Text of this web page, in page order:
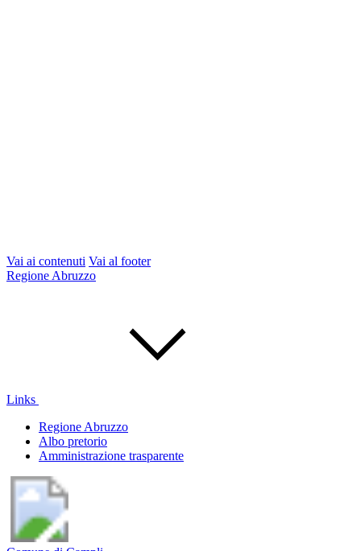
Vai ai contenuti Vai al footer
Regione Abruzzo
Links
Regione Abruzzo
Albo pretorio
Amministrazione trasparente